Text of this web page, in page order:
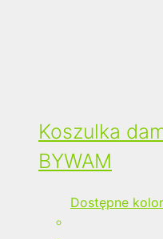
Koszulka
BYWAM
Dostępne